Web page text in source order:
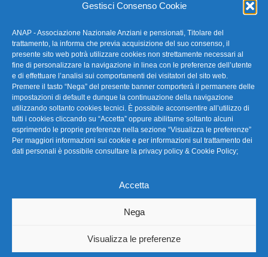
Gestisci Consenso Cookie
ANAP - Associazione Nazionale Anziani e pensionati, Titolare del
trattamento, la informa che previa acquisizione del suo consenso, il
presente sito web potrà utilizzare cookies non strettamente necessari al
fine di personalizzare la navigazione in linea con le preferenze dell’utente
e di effettuare l’analisi sui comportamenti dei visitatori del sito web.
Premere il tasto “Nega” del presente banner comporterà il permanere delle
impostazioni di default e dunque la continuazione della navigazione
utilizzando soltanto cookies tecnici. È possibile acconsentire all’utilizzo di
tutti i cookies cliccando su “Accetta” oppure abilitarne soltanto alcuni
esprimendo le proprie preferenze nella sezione “Visualizza le preferenze”
Per maggiori informazioni sui cookie e per informazioni sul trattamento dei
dati personali è possibile consultare la privacy policy & Cookie Policy;
Accetta
Nega
Visualizza le preferenze
FAQ – Domande Frequenti
La nostra Newsletter
Link Utili
TG Confartigianato
Privacy & Cookie Policy
Seguici